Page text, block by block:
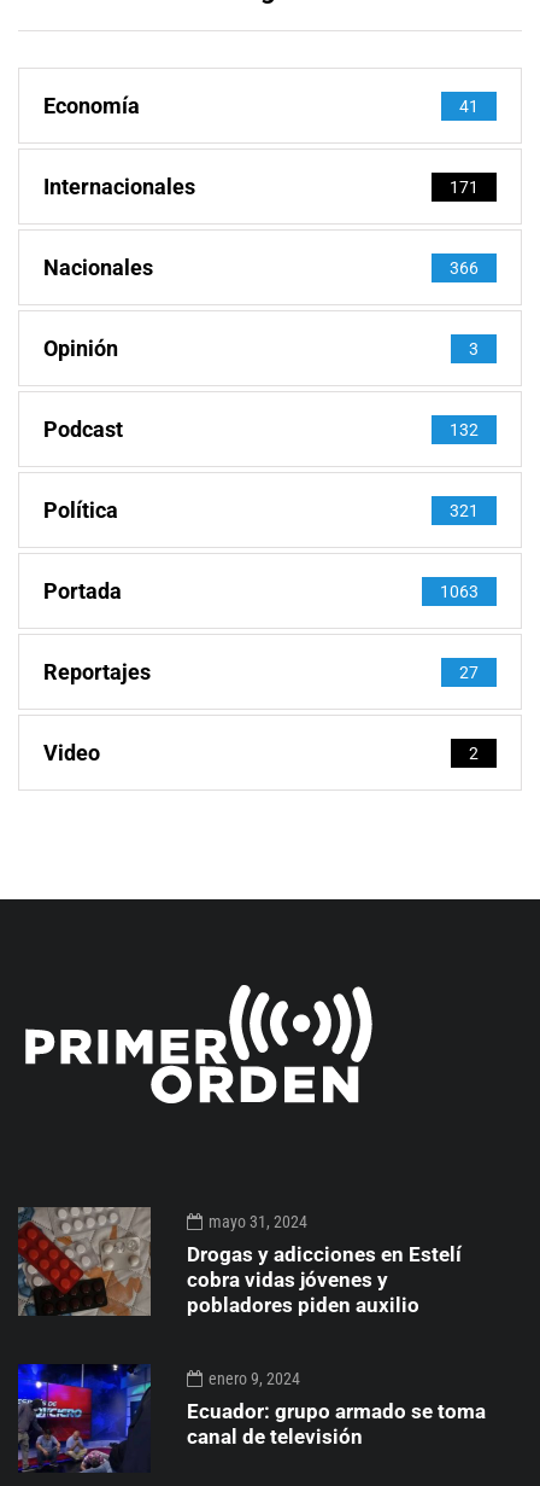
Economía 41
Internacionales 171
Nacionales 366
Opinión 3
Podcast 132
Política 321
Portada 1063
Reportajes 27
Video 2
mayo 31, 2024
Drogas y adicciones en Estelí
cobra vidas jóvenes y
pobladores piden auxilio
enero 9, 2024
Ecuador: grupo armado se toma
canal de televisión